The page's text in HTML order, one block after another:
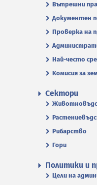
Вътрешни
Документен
Проверка на
Най-често
Комисия за
Сектори
Рибарство
Гори
Политики и
Цели на